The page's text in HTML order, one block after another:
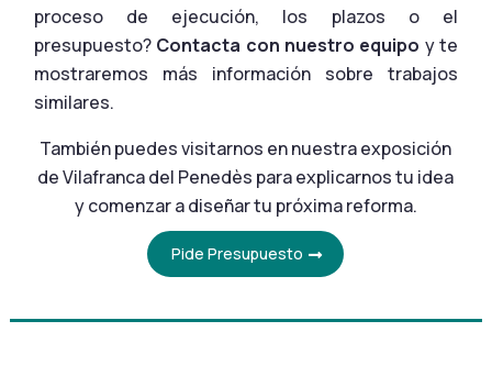
proceso de ejecución, los plazos o el
presupuesto? Contacta con nuestro equipo y te
mostraremos más información sobre trabajos
similares.
También puedes visitarnos en nuestra exposición
de Vilafranca del Penedès para explicarnos tu idea
y comenzar a diseñar tu próxima reforma.
Pide Presupuesto